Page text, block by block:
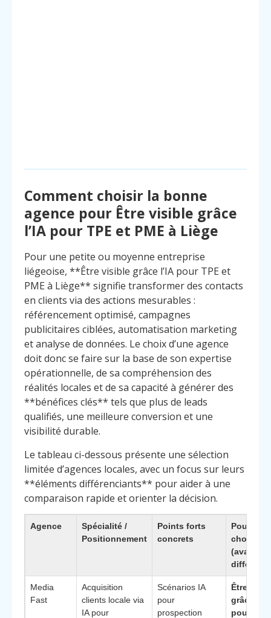
Comment choisir la bonne
agence pour Être visible grâce
l’IA pour TPE et PME à Liège
Pour une petite ou moyenne entreprise
liégeoise, **Être visible grâce l’IA pour TPE et
PME à Liège** signifie transformer des contacts
en clients via des actions mesurables :
référencement optimisé, campagnes
publicitaires ciblées, automatisation marketing
et analyse de données. Le choix d’une agence
doit donc se faire sur la base de son expertise
opérationnelle, de sa compréhension des
réalités locales et de sa capacité à générer des
**bénéfices clés** tels que plus de leads
qualifiés, une meilleure conversion et une
visibilité durable.
Le tableau ci-dessous présente une sélection
limitée d’agences locales, avec un focus sur leurs
**éléments différenciants** pour aider à une
comparaison rapide et orienter la décision.
Agence
Spécialité /
Positionnement
Points forts
concrets
Pourquoi
choisir
Media
Fast
Acquisition
clients locale via
IA pour
Scénarios IA
pour
prospection
Être
grâce l’IA
pour